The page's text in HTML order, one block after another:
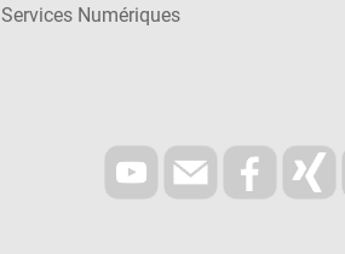
Services Numériques